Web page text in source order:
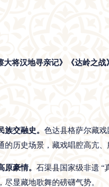
大将汉地寻亲记》《达岭之战
族交融史。 色达县格萨尔藏
的历史场景，藏戏唱腔高亢
原豪情。 石渠县国家级非遗 “
尽显藏地歌舞的磅礴气势。